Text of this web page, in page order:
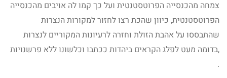
צמחה מהכנסייה הפרוטסטנטית ועל כך קמו לה אויבים מהכנסייה
הפרוטסטנטית, כיוון שהכת רצו לחזור למקורות הנצרות
שהתבססו על אהבת הזולת וחזרה לרעיונות המקוריים לנצרות
,בדומה מעט לפלג הקראים ביהדות ככתבו וכלשונו ללא פרשנויות
.